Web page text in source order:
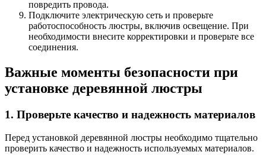
повредить провода.
Подключите электрическую сеть и проверьте
работоспособность люстры, включив освещение. При
необходимости внесите корректировки и проверьте все
соединения.
Важные моменты безопасности при
установке деревянной люстры
1. Проверьте качество и надежность материалов
Перед установкой деревянной люстры необходимо тщательно
проверить качество и надежность используемых материалов.